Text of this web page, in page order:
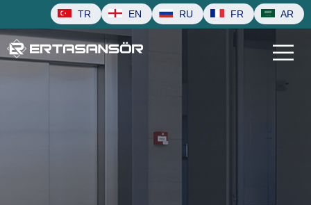
TR EN RU FR AR